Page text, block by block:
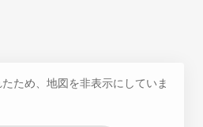
ため、地図を非表示にしていま